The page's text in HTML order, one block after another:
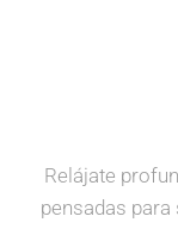
Relájate
pensadas